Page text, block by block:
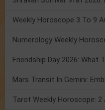
Numerology Weekly
Tarot Weekly Horoscope: